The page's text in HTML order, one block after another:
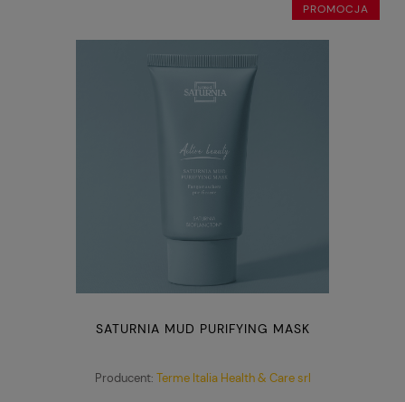
SATURNIA MUD PURIFYING MASK
Producent: Terme Italia Health & Care srl
PROMOCJA